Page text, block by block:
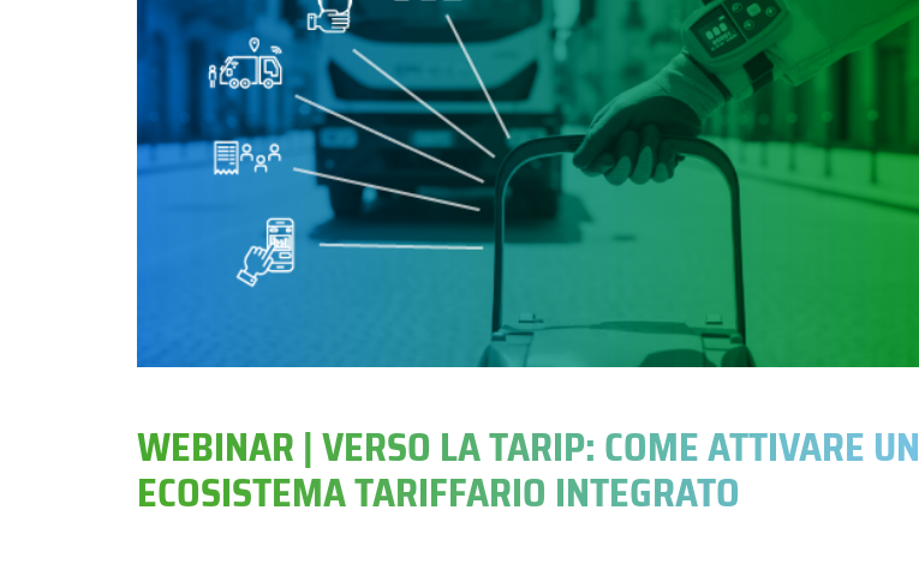
WEBINAR | VERSO LA TARIP: COME ATTIVARE UN
ECOSISTEMA TARIFFARIO INTEGRATO